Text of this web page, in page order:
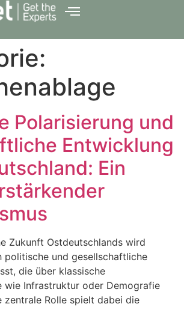
Polarisierung und
Entwicklung
Ein
Zukunft Ostdeutschlands wird
politische und gesellschaftliche
die über klassische
wie Infrastruktur oder Demografie
zentrale Rolle spielt dabei die